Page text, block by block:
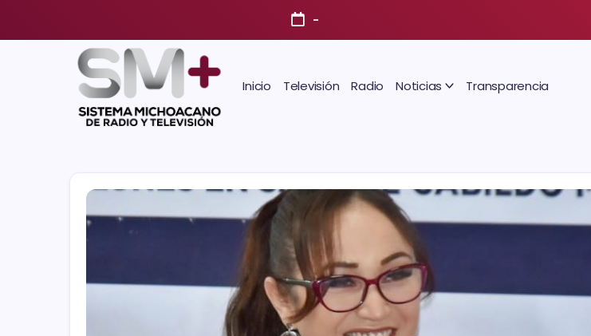
-
Inicio Televisión Radio Noticias Transparencia